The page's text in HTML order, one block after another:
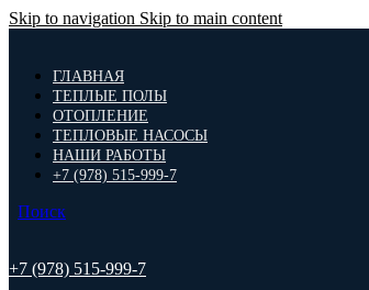
Skip to navigation Skip to main content
ГЛАВНАЯ
ТЕПЛЫЕ ПОЛЫ
ОТОПЛЕНИЕ
ТЕПЛОВЫЕ НАСОСЫ
НАШИ РАБОТЫ
+7 (978) 515-999-7
Поиск
+7 (978) 515-999-7